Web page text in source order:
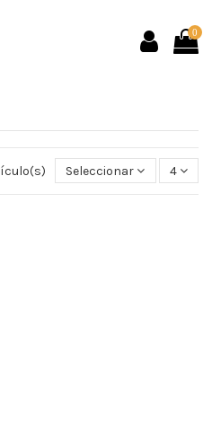
0
Seleccionar 4